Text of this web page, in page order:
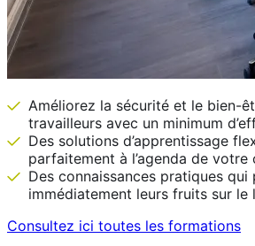
Améliorez la sécurité et le bien-
travailleurs avec un minimum
Des solutions d’apprentissage
parfaitement à l’agenda de votre
Des connaissances pratiques qui
immédiatement leurs fruits sur le
Consultez ici toutes les formations